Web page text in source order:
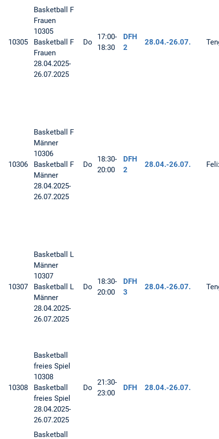
10305
Basketball
F
Frauen
10305
Basketball F
Frauen
28.04.2025-
26.07.2025
Do
17:00-
18:30
DFH
2
28.04.-26.07.
10306
Basketball
F
Männer
10306
Basketball F
Männer
28.04.2025-
26.07.2025
Do
18:30-
20:00
DFH
2
28.04.-26.07.
10307
Basketball
L
Männer
10307
Basketball L
Männer
28.04.2025-
26.07.2025
Do
18:30-
20:00
DFH
3
28.04.-26.07.
10308
Basketball
freies Spiel
10308
Basketball
freies Spiel
28.04.2025-
26.07.2025
Do
21:30-
23:00
DFH 28.04.-26.07.
Basketball